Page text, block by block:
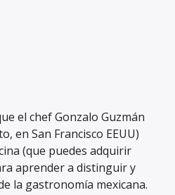
el chef Gonzalo Guzmán
en San Francisco EEUU)
(que puedes adquirir
aprender a distinguir y
la gastronomía mexicana.